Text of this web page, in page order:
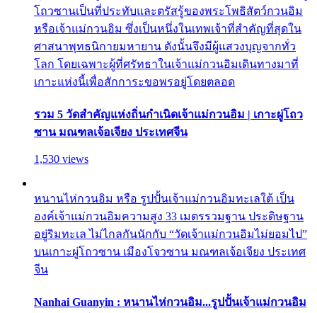
โถวซานเป็นที่ประทับและตรัสรู้ของพระโพธิสัตว์กวนอิม
หรือเจ้าแม่กวนอิม ซึ่งเป็นหนึ่งในเทพเจ้าที่สำคัญที่สุดใน
ศาสนาพุทธนิกายมหายาน ดังนั้นจึงมีผู้แสวงบุญจากทั่ว
โลก โดยเฉพาะผู้ที่ศรัทธาในเจ้าแม่กวนอิมเดินทางมาที่
เกาะแห่งนี้เพื่อสักการะขอพรอยู่โดยตลอด
รวม 5 วัดสำคัญแห่งถิ่นกำเนิดเจ้าแม่กวนอิม | เกาะผู่โถว
ซาน มณฑลเจ้อเจียง ประเทศจีน
1,530 views
หนานไห่กวนอิม หรือ รูปปั้นเจ้าแม่กวนอิมทะเลใต้ เป็น
องค์เจ้าแม่กวนอิมความสูง 33 เมตรรวมฐาน ประดิษฐาน
อยู่ริมทะเล ไม่ไกลกันนักกับ “วัดเจ้าแม่กวนอิมไม่ยอมไป”
บนเกาะผู่โถวซาน เมืองโจวซาน มณฑลเจ้อเจียง ประเทศ
จีน
Nanhai Guanyin : หนานไห่กวนอิม...รูปปั้นเจ้าแม่กวนอิม